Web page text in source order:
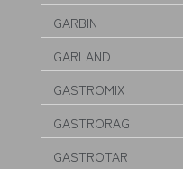
GARBIN
GARLAND
GASTROMIX
GASTRORAG
GASTROTAR